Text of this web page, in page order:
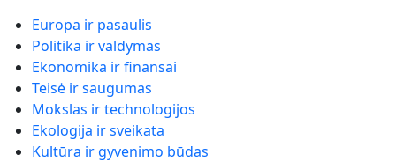
Europa ir pasaulis
Politika ir valdymas
Ekonomika ir finansai
Teisė ir saugumas
Mokslas ir technologijos
Ekologija ir sveikata
Kultūra ir gyvenimo būdas